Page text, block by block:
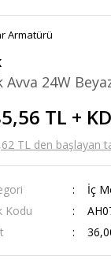
Armatürü
Avva 24W
TL +
TL den başlayan
İç
Kodu